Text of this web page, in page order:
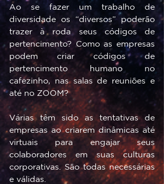
Ao se fazer um trabalho de
diversidade os “diversos” poderão
trazer à roda seus códigos de
pertencimento? Como as empresas
podem criar códigos de
pertencimento humano no
cafezinho, nas salas de reuniões e
até no ZOOM?
Várias têm sido as tentativas de
empresas ao criarem dinâmicas até
virtuais para engajar seus
colaboradores em suas culturas
corporativas. São todas necessárias
e válidas.